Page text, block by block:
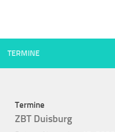
TERMINE
Termine
ZBT Duisburg